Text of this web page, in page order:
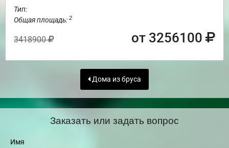
Тип:
Общая площадь: 2
3418900 от 3256100
Дома из бруса
Заказать или задать вопрос
Имя